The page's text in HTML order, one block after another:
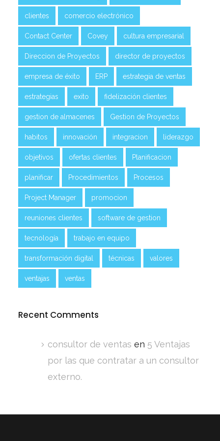
clientes comercio electrónico
Contact Center Covey cultura empresarial
Direccion de Proyectos director de proyectos
empresa de éxito ERP estrategia de ventas
estrategias exito fidelización clientes
gestion de almacenes Gestion de Proyectos
habitos innovación integracion liderazgo
objetivos ofertas clientes Planificacion
planificar Procedimientos Procesos
Project Manager promocion
reuniones clientes software de gestion
tecnología trabajo en equipo
transformación digital técnicas valores
ventajas ventas
Recent Comments
consultor de ventas en 5 Ventajas
por las que contratar a un consultor
externo.